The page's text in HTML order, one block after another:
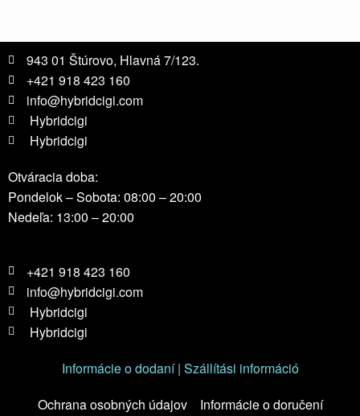
943 01 Štúrovo, Hlavná 7/123.
+421 918 423 160
info@hybridcigi.com
Hybridcigi
Hybridcigi
Otváracia doba:
Pondelok – Sobota: 08:00 – 20:00
Nedeľa: 13:00 – 20:00
+421 918 423 160
info@hybridcigi.com
Hybridcigi
Hybridcigi
Informácie o dodaní | Szállítási információ
Ochrana osobných údajov
Informácie o doručení